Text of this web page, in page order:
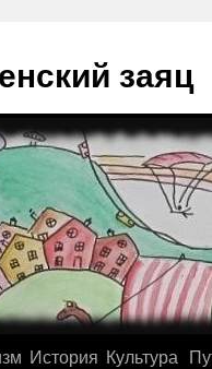
заяц
История Культура